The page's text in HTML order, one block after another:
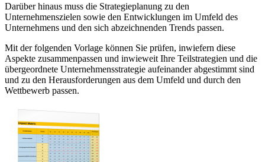
Darüber hinaus muss die Strategieplanung zu den
Unternehmenszielen sowie den Entwicklungen im Umfeld des
Unternehmens und den sich abzeichnenden Trends passen.
Mit der folgenden Vorlage können Sie prüfen, inwiefern diese
Aspekte zusammenpassen und inwieweit Ihre Teilstrategien und die
übergeordnete Unternehmensstrategie aufeinander abgestimmt sind
und zu den Herausforderungen aus dem Umfeld und durch den
Wettbewerb passen.